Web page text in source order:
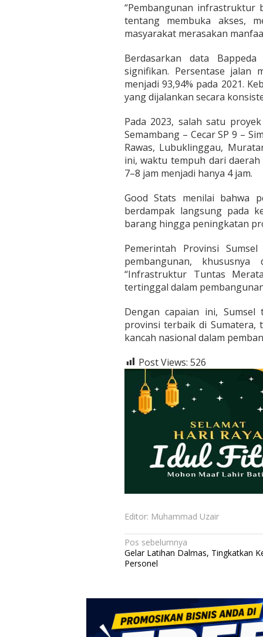
“Pembangunan infrastruktur
tentang membuka akses,
masyarakat merasakan
Berdasarkan data
signifikan. Persentase jalan
menjadi 93,94% pada 2021.
yang dijalankan secara
Pada 2023, salah satu
Semambang – Cecar SP 9 –
Rawas, Lubuklinggau,
ini, waktu tempuh dari
7–8 jam menjadi hanya 4 jam.
Good Stats menilai bahwa
berdampak langsung pada
barang hingga peningkatan
Pemerintah Provinsi
pembangunan,
“Infrastruktur Tuntas
tertinggal dalam
Dengan capaian ini,
provinsi terbaik di Sumatera,
kancah nasional dalam
Post Views: 526
Editor: Muhammad Uzair
N
a
i
g
a
Pos sebelumnya
Gelar Latihan Dalmas, Tingkatkan
Personel